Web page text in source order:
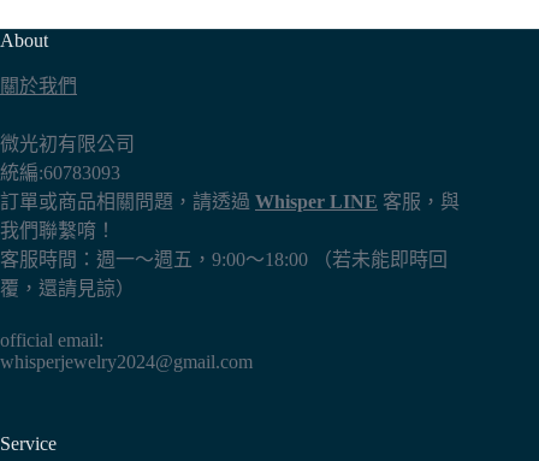
About
關於我們
微光初有限公司
統編:60783093
訂單或商品相關問題，請透過 Whisper LINE 客服，與
我們聯繫唷！
客服時間：週一～週五，9:00～18:00 （若未能即時回
覆，還請見諒）
official email:
whisperjewelry2024@gmail.com
Service